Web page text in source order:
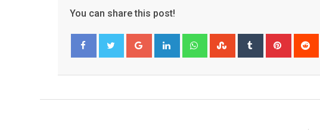
You can share this post!
Google+ LinkedIn WhatsappStumbleUpon
Tumblr Pinterest